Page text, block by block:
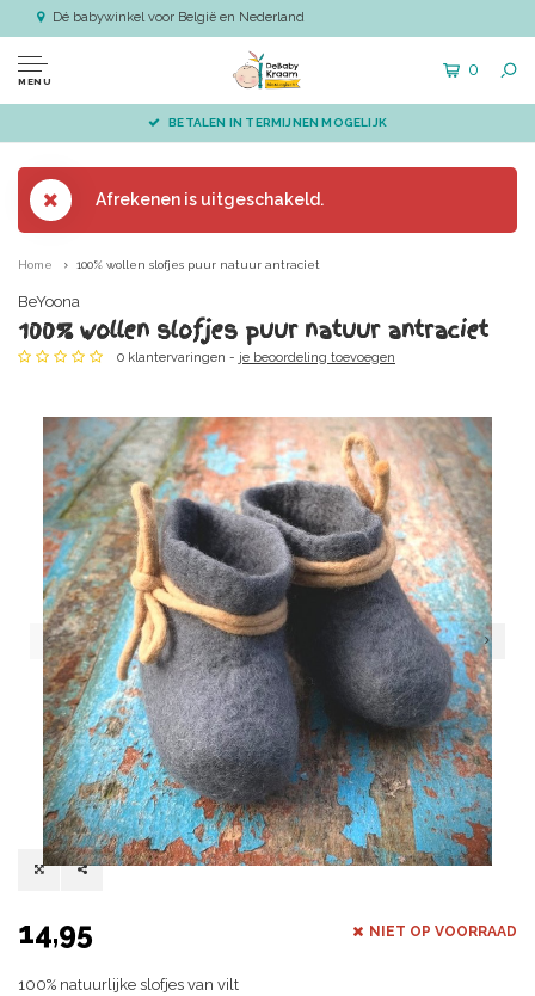
Dé babywinkel voor België en Nederland
MENU
0
BETALEN IN TERMIJNEN MOGELIJK
Afrekenen is uitgeschakeld.
Home 100% wollen slofjes puur natuur antraciet
BeYoona
100% wollen slofjes puur natuur antraciet
0 klantervaringen - je beoordeling toevoegen
14,95 NIET OP VOORRAAD
100% natuurlijke slofjes van vilt